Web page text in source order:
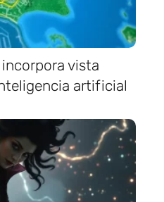
vista
artificial